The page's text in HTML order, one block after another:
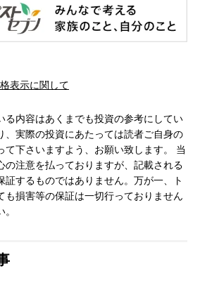
表示に関して
る内容はあくまでも投資の参考にしてい
、実際の投資にあたっては読者ご自身の
て下さいますよう、お願い致します。 当
の注意を払っておりますが、記載される
証するものではありません。万が一、ト
も損害等の保証は一切行っておりません